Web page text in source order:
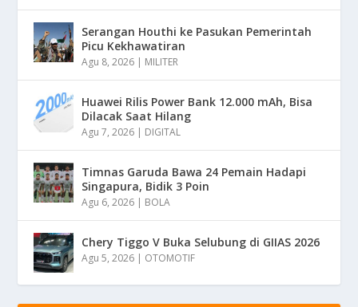
Serangan Houthi ke Pasukan Pemerintah
Picu Kekhawatiran
Agu 8, 2026 MILITER
Huawei Rilis Power Bank 12.000 mAh, Bisa
Dilacak Saat Hilang
Agu 7, 2026 DIGITAL
Timnas Garuda Bawa 24 Pemain Hadapi
Singapura, Bidik 3 Poin
Agu 6, 2026 BOLA
Chery Tiggo V Buka Selubung di GIIAS 2026
Agu 5, 2026 OTOMOTIF